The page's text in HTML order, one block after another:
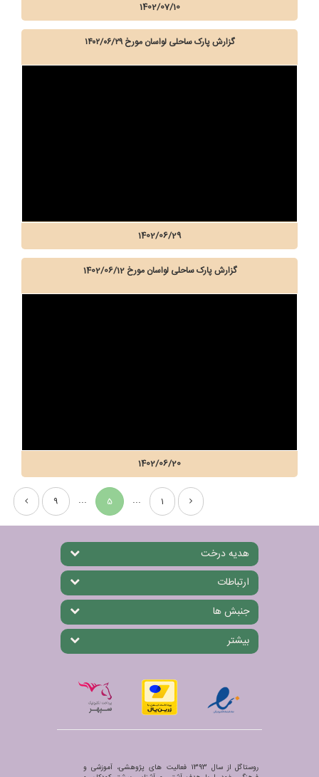
1402/07/10
گزارش پارک ساحلی لواسان مورخ ۱۴۰۲/۰۶/۲۹
1402/06/29
گزارش پارک ساحلی لواسان مورخ 1402/06/12
1402/06/20
9 ... 5 ... 1
هدیه درخت
ارتباطات
جنبش ها
بیشتر
روستاگل از سال 1393 فعالیت های پژوهشی، آموزشی و